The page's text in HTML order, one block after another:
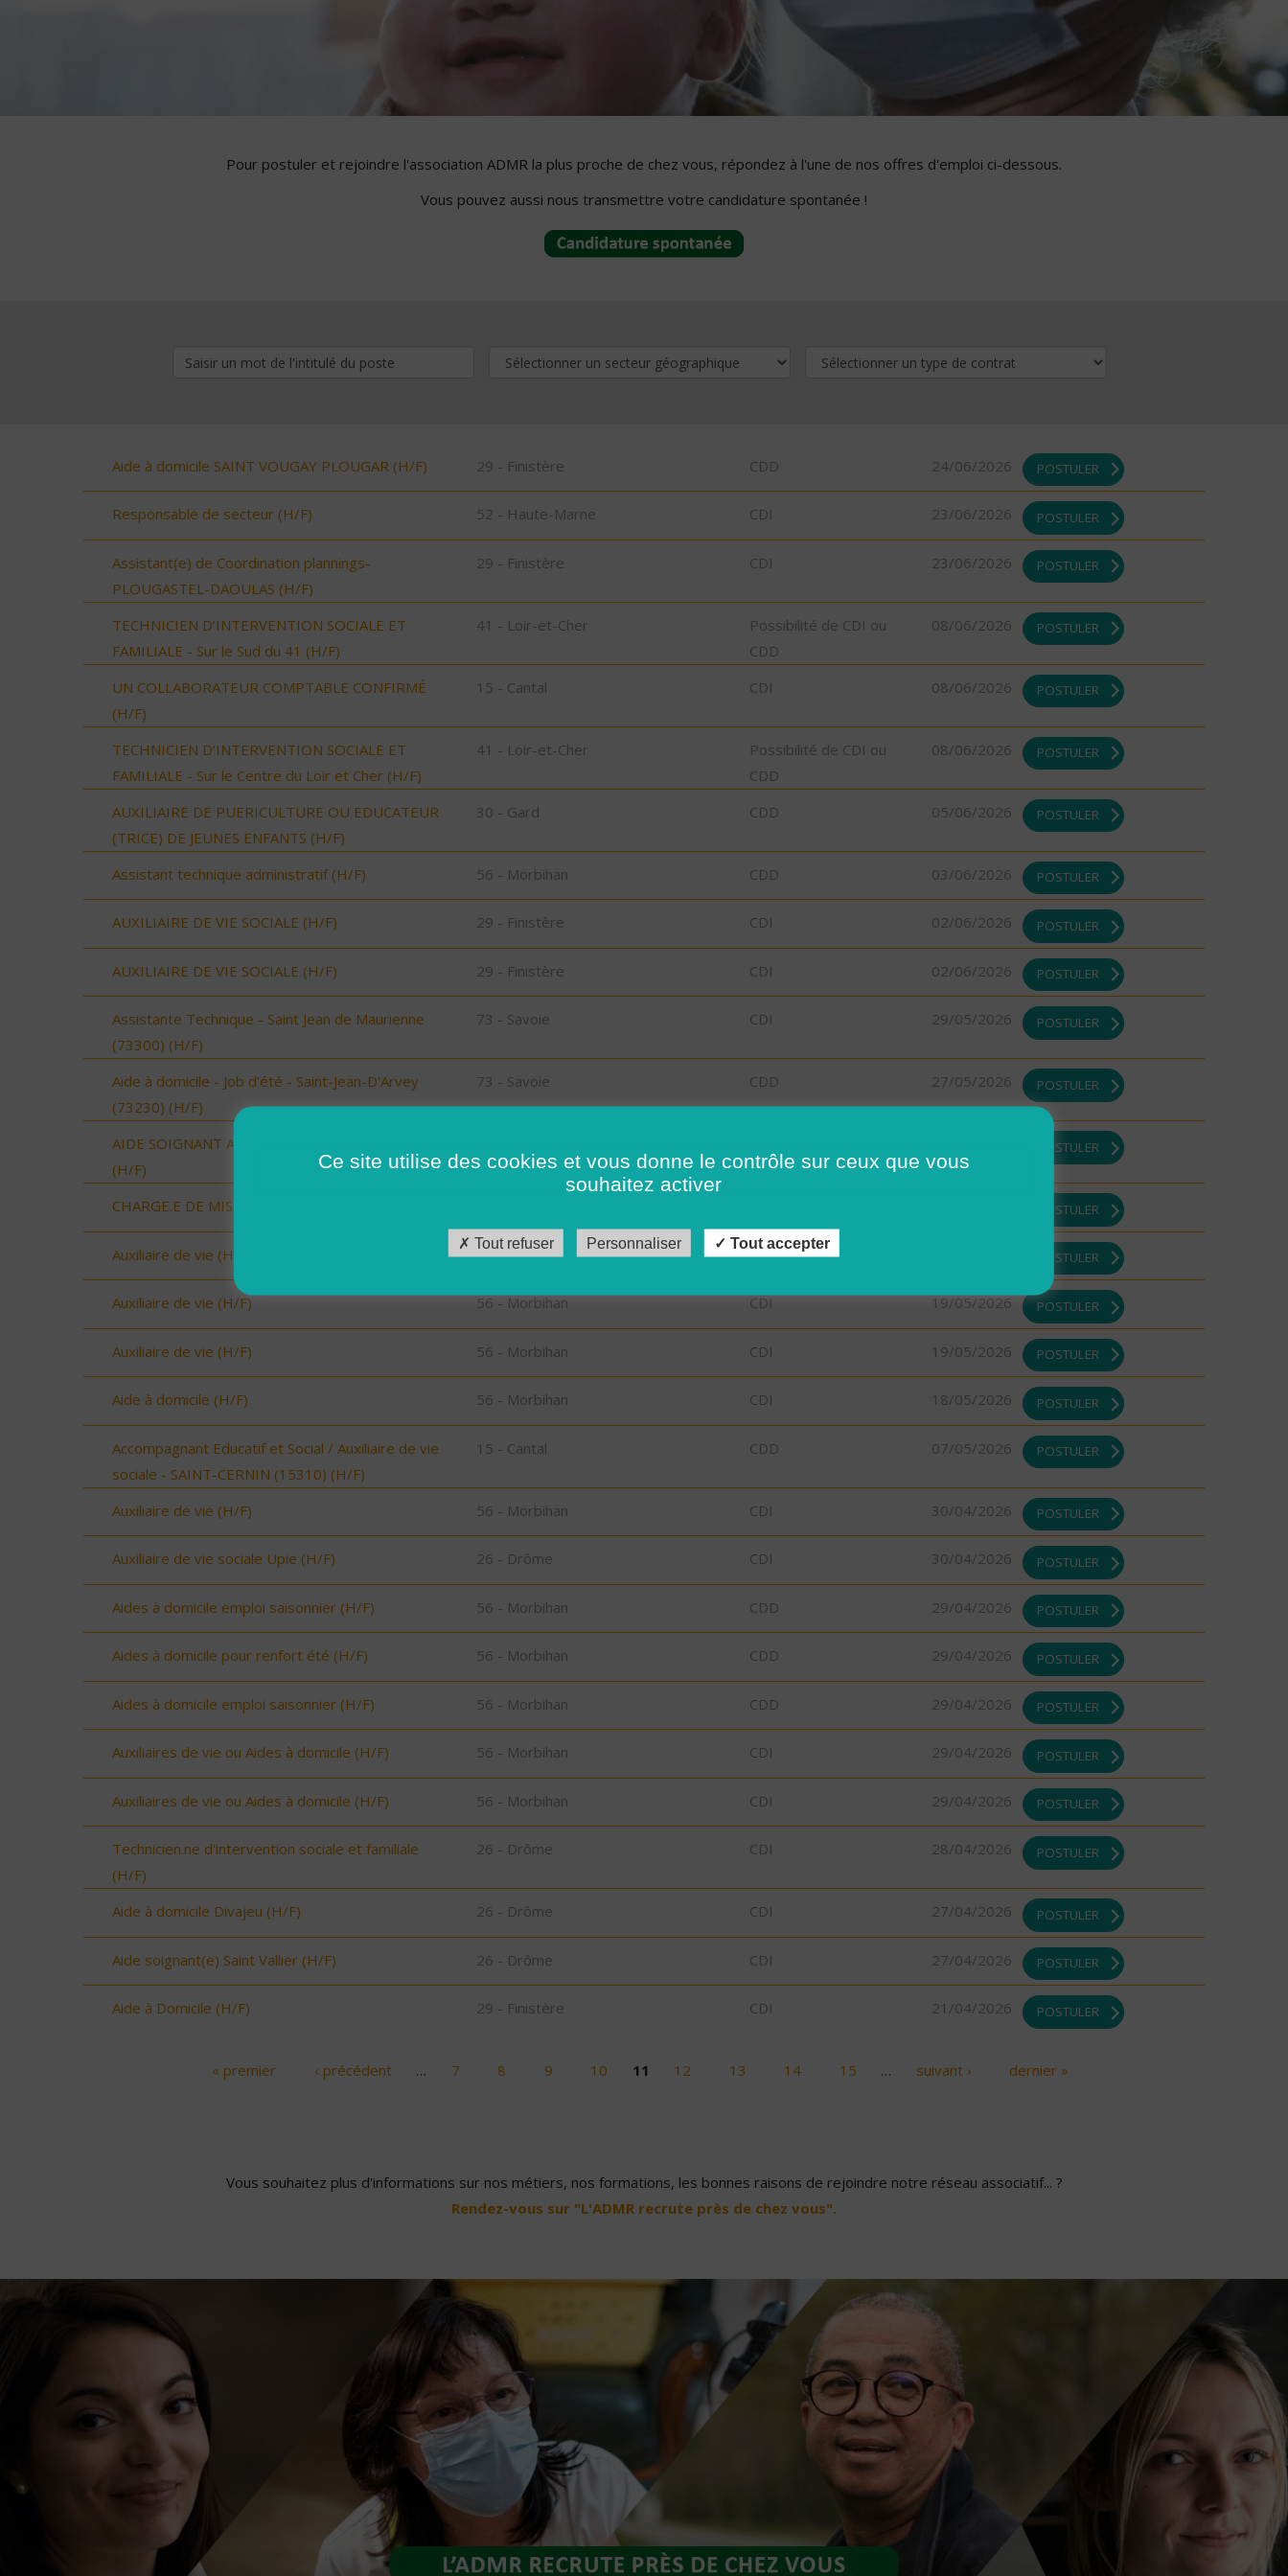
Pour postuler et rejoindre l'association ADMR la plus proche de chez vous, répondez à l'une de nos offres d'emploi ci-dessous.
Vous pouvez aussi nous transmettre votre candidature spontanée !
Aide à domicile SAINT VOUGAY PLOUGAR (H/F) 29 - Finistère CDD 24/06/2026 POSTULER
Responsable de secteur (H/F) 52 - Haute-Marne CDI 23/06/2026 POSTULER
Assistant(e) de Coordination plannings-
PLOUGASTEL-DAOULAS (H/F)
29 - Finistère CDI 23/06/2026 POSTULER
TECHNICIEN D’INTERVENTION SOCIALE ET
FAMILIALE - Sur le Sud du 41 (H/F)
41 - Loir-et-Cher
Possibilité de CDI ou
CDD
08/06/2026 POSTULER
UN COLLABORATEUR COMPTABLE CONFIRMÉ
(H/F)
15 - Cantal CDI 08/06/2026 POSTULER
TECHNICIEN D’INTERVENTION SOCIALE ET
FAMILIALE - Sur le Centre du Loir et Cher (H/F)
41 - Loir-et-Cher
Possibilité de CDI ou
CDD
08/06/2026 POSTULER
AUXILIAIRE DE PUERICULTURE OU EDUCATEUR
(TRICE) DE JEUNES ENFANTS (H/F)
30 - Gard CDD 05/06/2026 POSTULER
Assistant technique administratif (H/F) 56 - Morbihan CDD 03/06/2026 POSTULER
AUXILIAIRE DE VIE SOCIALE (H/F) 29 - Finistère CDI 02/06/2026 POSTULER
AUXILIAIRE DE VIE SOCIALE (H/F) 29 - Finistère CDI 02/06/2026 POSTULER
Assistante Technique - Saint Jean de Maurienne
(73300) (H/F)
73 - Savoie CDI 29/05/2026 POSTULER
Aide à domicile - Job d'été - Saint-Jean-D'Arvey
(73230) (H/F)
73 - Savoie CDD 27/05/2026 POSTULER
AIDE SOIGNANT A DOMICILE SECTEUR VAUVERT
(H/F)
POSTULER
CHARGE.E DE MISSION (H/F) POSTULER
Auxiliaire de vie (H/F) 56 - Morbihan CDI POSTULER
Auxiliaire de vie (H/F) 56 - Morbihan CDI 19/05/2026 POSTULER
Auxiliaire de vie (H/F) 56 - Morbihan CDI 19/05/2026 POSTULER
Aide à domicile (H/F) 56 - Morbihan CDI 18/05/2026 POSTULER
Accompagnant Educatif et Social / Auxiliaire de vie
sociale - SAINT-CERNIN (15310) (H/F)
15 - Cantal CDD 07/05/2026 POSTULER
Auxiliaire de vie (H/F) 56 - Morbihan CDI 30/04/2026 POSTULER
Auxiliaire de vie sociale Upie (H/F) 26 - Drôme CDI 30/04/2026 POSTULER
Aides à domicile emploi saisonnier (H/F) 56 - Morbihan CDD 29/04/2026 POSTULER
Aides à domicile pour renfort été (H/F) 56 - Morbihan CDD 29/04/2026 POSTULER
Aides à domicile emploi saisonnier (H/F) 56 - Morbihan CDD 29/04/2026 POSTULER
Auxiliaires de vie ou Aides à domicile (H/F) 56 - Morbihan CDI 29/04/2026 POSTULER
Auxiliaires de vie ou Aides à domicile (H/F) 56 - Morbihan CDI 29/04/2026 POSTULER
Technicien.ne d'intervention sociale et familiale
(H/F)
26 - Drôme CDI 28/04/2026 POSTULER
Aide à domicile Divajeu (H/F) 26 - Drôme CDI 27/04/2026 POSTULER
Aide soignant(e) Saint Vallier (H/F) 26 - Drôme CDI 27/04/2026 POSTULER
Aide à Domicile (H/F) 29 - Finistère CDI 21/04/2026 POSTULER
« premier ‹ précédent … 7 8 9 10 11 12 13 14 15 … suivant › dernier »
Vous souhaitez plus d'informations sur nos métiers, nos formations, les bonnes raisons de rejoindre notre réseau associatif... ?
Rendez-vous sur "L'ADMR recrute près de chez vous".
Ce site utilise des cookies et vous donne le contrôle sur ceux que vous
souhaitez activer
Tout refuser Personnaliser Tout accepter